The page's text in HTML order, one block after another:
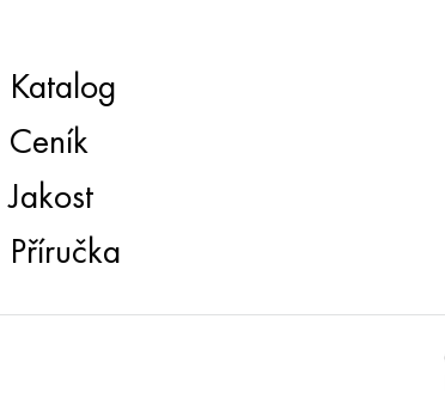
Katalog
Ceník
Jakost
Příručka